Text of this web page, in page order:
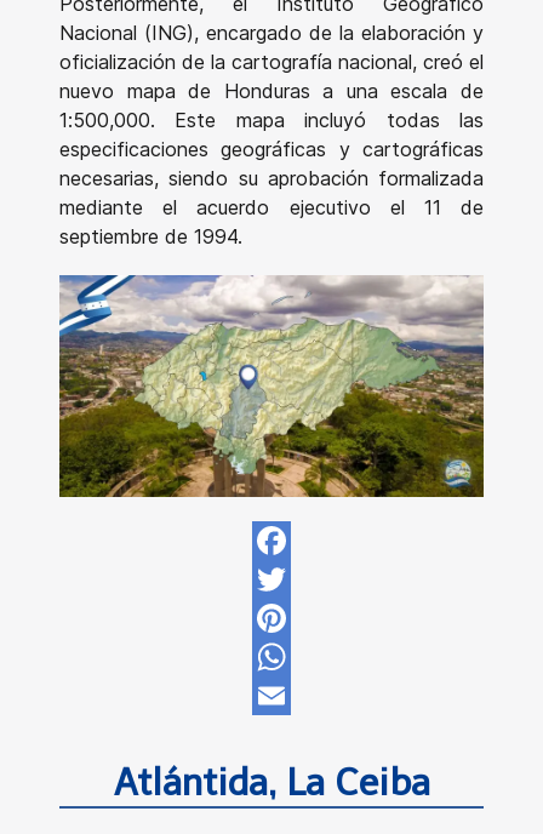
Nacional (ING), encargado de la elaboración y
oficialización de la cartografía nacional, creó el
nuevo mapa de Honduras a una escala de
1:500,000. Este mapa incluyó todas las
especificaciones geográficas y cartográficas
necesarias, siendo su aprobación formalizada
mediante el acuerdo ejecutivo el 11 de
septiembre de 1994.
Facebook
Twitter
Pinterest
WhatsApp
Atlántida, La Ceiba